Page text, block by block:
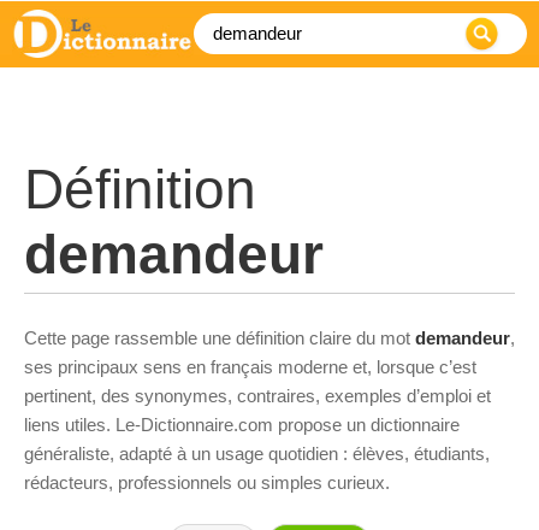
Définition
demandeur
Cette page rassemble une définition claire du mot demandeur,
ses principaux sens en français moderne et, lorsque c’est
pertinent, des synonymes, contraires, exemples d’emploi et
liens utiles. Le-Dictionnaire.com propose un dictionnaire
généraliste, adapté à un usage quotidien : élèves, étudiants,
rédacteurs, professionnels ou simples curieux.